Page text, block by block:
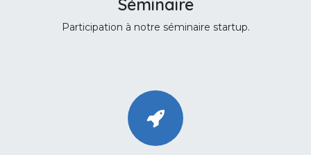
Séminaire
Participation à notre séminaire startup.